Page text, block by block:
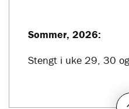
Sommer, 2026:
Stengt i uke 29, 30